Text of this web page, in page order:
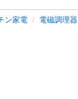
ン家電 電磁調理器